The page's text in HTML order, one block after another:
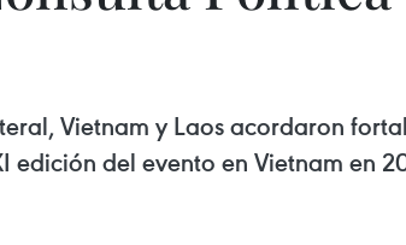
Vietnam y Laos acordaron
del evento en Vietnam en